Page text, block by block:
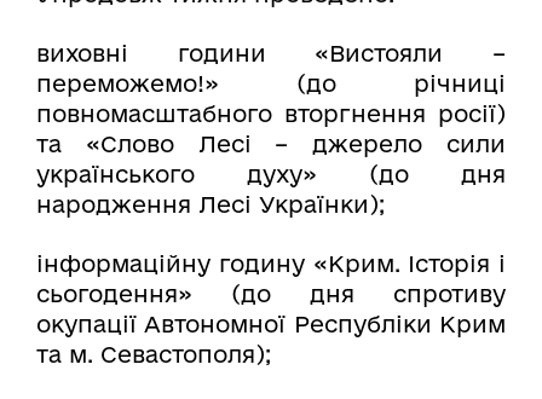
виховні години «Вистояли –
переможемо!» (до річниці
повномасштабного вторгнення росії)
та «Слово Лесі – джерело сили
українського духу» (до дня
народження Лесі Українки);
інформаційну годину «Крим. Історія і
сьогодення» (до дня спротиву
окупації Автономної Республіки Крим
та м. Севастополя);